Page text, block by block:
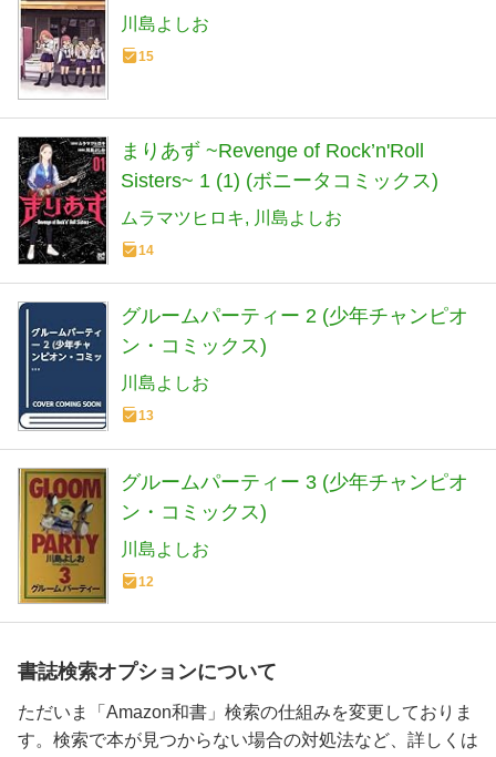
川島よしお
15
まりあず ~Revenge of Rock’n'Roll
Sisters~ 1 (1) (ボニータコミックス)
ムラマツヒロキ 川島よしお
14
グルームパーティー 2 (少年チャンピオ
ン・コミックス)
川島よしお
13
グルームパーティー 3 (少年チャンピオ
ン・コミックス)
川島よしお
12
書誌検索オプションについて
ただいま「Amazon和書」検索の仕組みを変更しておりま
す。検索で本が見つからない場合の対処法など、詳しくは